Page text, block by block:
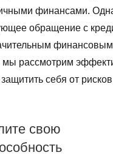
финансами.
обращение с
мы рассмотрим
защитить себя от
свою